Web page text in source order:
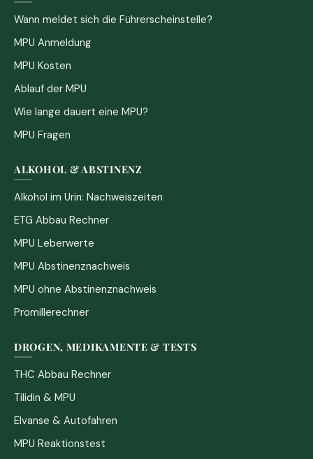
Wann meldet sich die Führerscheinstelle?
MPU Anmeldung
MPU Kosten
Ablauf der MPU
Wie lange dauert eine MPU?
MPU Fragen
ALKOHOL & ABSTINENZ
Alkohol im Urin: Nachweiszeiten
ETG Abbau Rechner
MPU Leberwerte
MPU Abstinenznachweis
MPU ohne Abstinenznachweis
Promillerechner
DROGEN, MEDIKAMENTE & TESTS
THC Abbau Rechner
Tilidin & MPU
Elvanse & Autofahren
MPU Reaktionstest